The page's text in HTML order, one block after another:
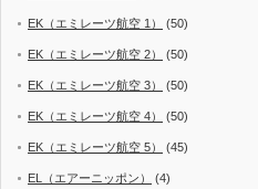
EK（エミレーツ航空 1） (50)
EK（エミレーツ航空 2） (50)
EK（エミレーツ航空 3） (50)
EK（エミレーツ航空 4） (50)
EK（エミレーツ航空 5） (45)
EL（エアーニッポン） (4)